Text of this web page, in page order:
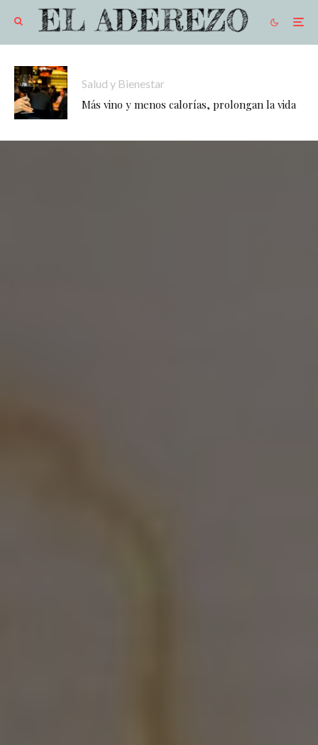
Salud y Bienestar
Más vino y menos calorías, prolongan la vida